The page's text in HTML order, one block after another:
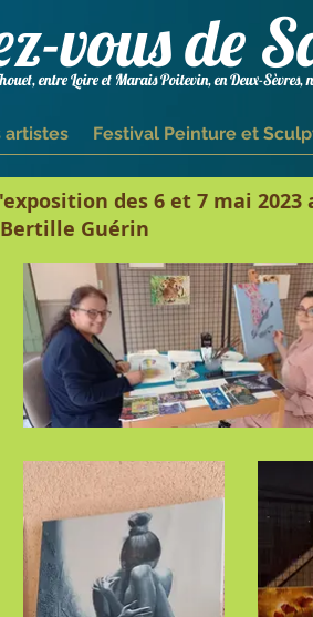
vous de
entre Loire et Marais Poitevin, en Deux-
artistes Festival Peinture et
des 6 et 7 mai 2023
Guérin